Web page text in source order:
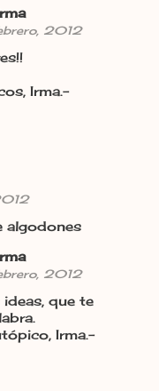
2012
Irma.-
algodones
2012
ideas, que te
Irma.-